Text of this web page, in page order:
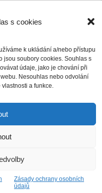
s cookies
k ukládání a/nebo přístupu
jsou soubory cookies. Souhlas s
údaje, jako je chování při
Nesouhlas nebo odvolání
a funkce.
Zásady ochrany osobních
údajů